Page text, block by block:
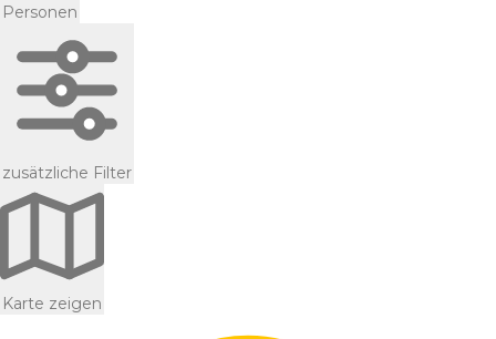
Personen
zusätzliche Filter
Karte zeigen